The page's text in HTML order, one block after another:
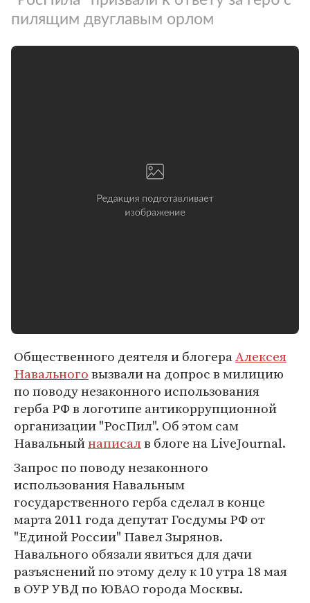
пилящим двуглавым орлом
Общественного деятеля и блогераАлексея
Навальноговызвали на допрос в милицию
по поводу незаконного использования
герба РФ в логотипе антикоррупционной
организации "РосПил". Об этом сам
Навальныйнаписалв блоге на LiveJournal.
Запрос по поводу незаконного
использования Навальным
государственного герба сделал в конце
марта 2011 года депутат Госдумы РФ от
"Единой России" Павел Зырянов.
Навального обязали явиться для дачи
разъяснений по этому делу к 10 утра 18 мая
в ОУР УВД по ЮВАО города Москвы.